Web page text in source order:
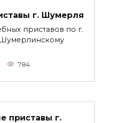
г. Шумерля
приставов по г.
784
приставы г.